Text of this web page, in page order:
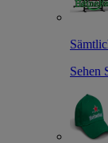
Sehen